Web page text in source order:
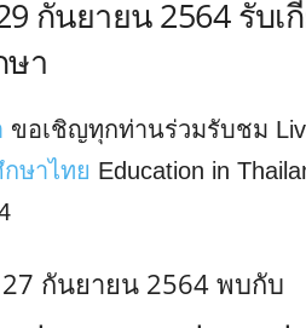
กันยายน 2564 รับ
ษา
ขอเชิญทุกท่านร่วมรับชม
ษาไทย Education in
กันยายน 2564 พบกับ